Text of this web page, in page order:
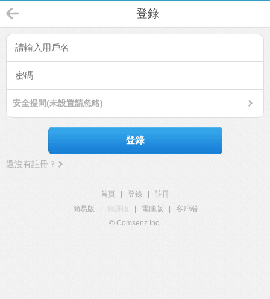
登錄
安全提問(未設置請忽略)
登錄
還沒有註冊？
首頁 登錄
註冊
簡易版
觸屏版 電腦版
客戶端
© Comsenz Inc.